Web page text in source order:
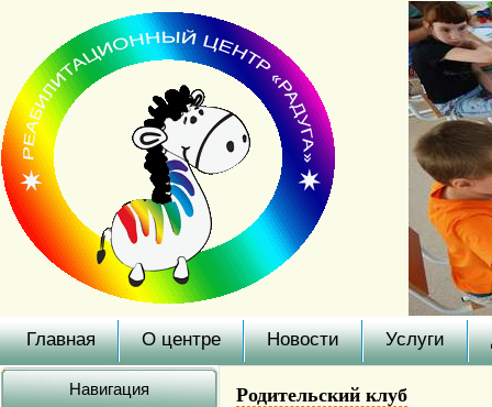
Главная О центре Новости Услуги
Навигация Родительский клуб